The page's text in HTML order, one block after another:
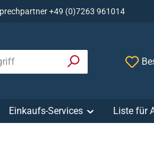
+49 (0)7263 961014
Einkaufs-Services Liste für